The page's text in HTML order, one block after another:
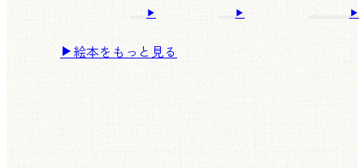
絵本をもっと見る